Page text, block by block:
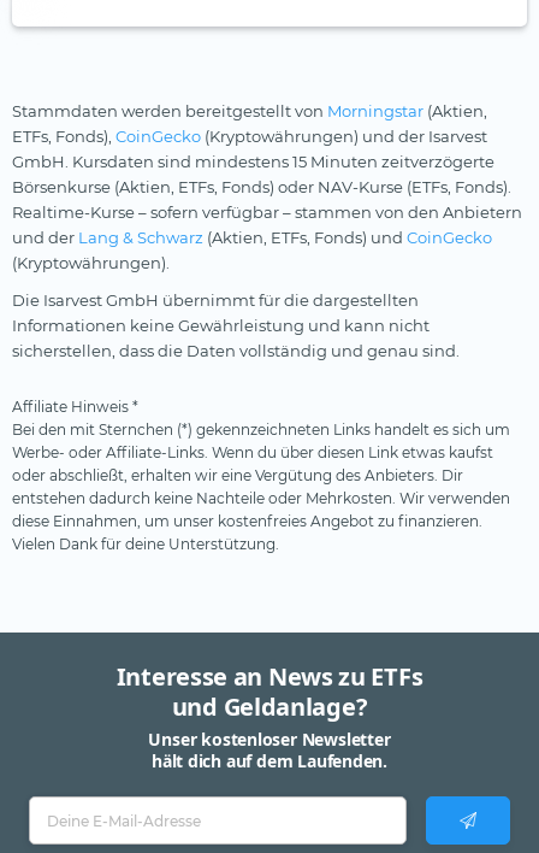
Stammdaten werden bereitgestellt von Morningstar (Aktien,
ETFs, Fonds), CoinGecko (Kryptowährungen) und der Isarvest
GmbH. Kursdaten sind mindestens 15 Minuten zeitverzögerte
Börsenkurse (Aktien, ETFs, Fonds) oder NAV-Kurse (ETFs, Fonds).
Realtime-Kurse – sofern verfügbar – stammen von den Anbietern
und der Lang & Schwarz (Aktien, ETFs, Fonds) und CoinGecko
(Kryptowährungen).
Die Isarvest GmbH übernimmt für die dargestellten
Informationen keine Gewährleistung und kann nicht
sicherstellen, dass die Daten vollständig und genau sind.
Affiliate Hinweis *
Bei den mit Sternchen (*) gekennzeichneten Links handelt es sich um
Werbe- oder Affiliate-Links. Wenn du über diesen Link etwas kaufst
oder abschließt, erhalten wir eine Vergütung des Anbieters. Dir
entstehen dadurch keine Nachteile oder Mehrkosten. Wir verwenden
diese Einnahmen, um unser kostenfreies Angebot zu finanzieren.
Vielen Dank für deine Unterstützung.
Interesse an News zu ETFs
und Geldanlage?
Unser kostenloser Newsletter
hält dich auf dem Laufenden.